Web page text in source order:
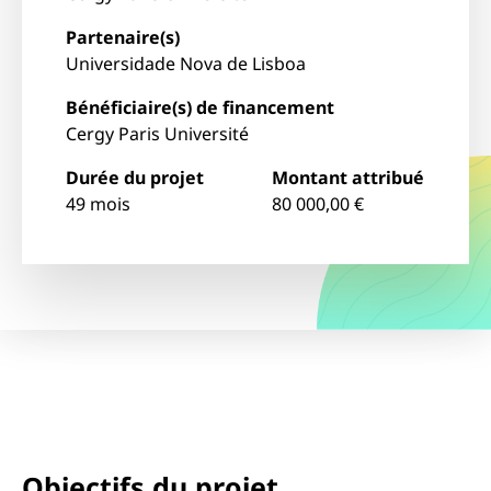
Partenaire(s)
Universidade Nova de Lisboa
Bénéficiaire(s) de financement
Cergy Paris Université
Durée du projet
49 mois
Montant attribué
80 000,00 €